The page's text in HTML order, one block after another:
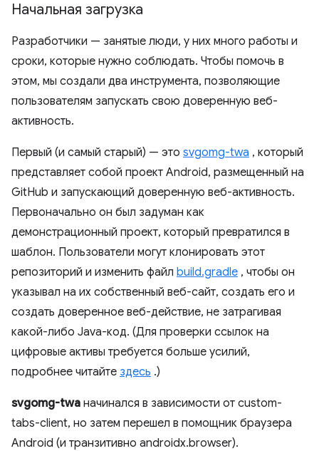
Начальная загрузка
Разработчики — занятые люди, у них много работы и
сроки, которые нужно соблюдать. Чтобы помочь в
этом, мы создали два инструмента, позволяющие
пользователям запускать свою доверенную веб-
активность.
Первый (и самый старый) — это svgomg-twa , который
представляет собой проект Android, размещенный на
GitHub и запускающий доверенную веб-активность.
Первоначально он был задуман как
демонстрационный проект, который превратился в
шаблон. Пользователи могут клонировать этот
репозиторий и изменить файл build.gradle , чтобы он
указывал на их собственный веб-сайт, создать его и
создать доверенное веб-действие, не затрагивая
какой-либо Java-код. (Для проверки ссылок на
цифровые активы требуется больше усилий,
подробнее читайте здесь .)
svgomg-twa начинался в зависимости от custom-
tabs-client, но затем перешел в помощник браузера
Android (и транзитивно androidx.browser).